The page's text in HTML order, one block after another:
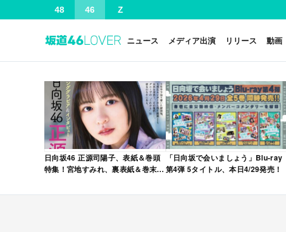
48 46 Z
ニュース メディア出演 リリース 動画
日向坂46 正源司陽子、表紙＆巻頭
特集！宮地すみれ、裏表紙＆巻末特
VOL.12」本日4/30発売！
「日向坂で会いましょう」Blu-ray
第4弾 5タイトル、本日4/29発売！